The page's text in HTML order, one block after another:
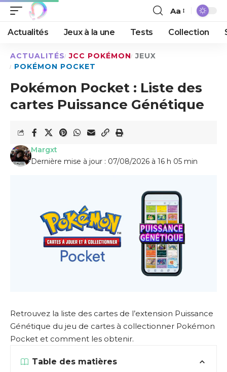
Aa
Actualités Jeux à la une Tests Collection
ACTUALITÉS JCC POKÉMON JEUX
POKÉMON POCKET
Pokémon Pocket : Liste des
cartes Puissance Génétique
Dernière mise à jour : 07/08/2026 à 16 h 05 min
Margxt
Retrouvez la liste des cartes de l’extension Puissance
Génétique du jeu de cartes à collectionner Pokémon
Pocket et comment les obtenir.
Table des matières